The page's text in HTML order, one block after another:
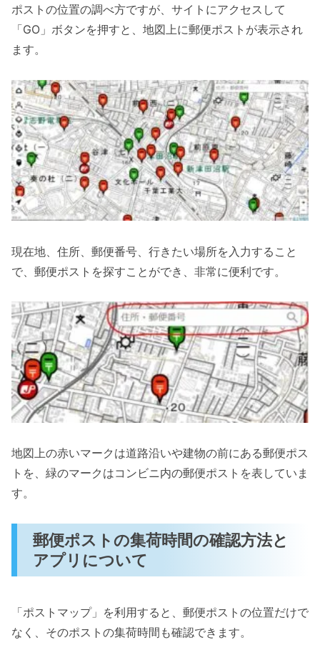
ポストの位置の調べ方ですが、サイトにアクセスして
「GO」ボタンを押すと、地図上に郵便ポストが表示され
ます。
現在地、住所、郵便番号、行きたい場所を入力すること
で、郵便ポストを探すことができ、非常に便利です。
地図上の赤いマークは道路沿いや建物の前にある郵便ポス
トを、緑のマークはコンビニ内の郵便ポストを表していま
す。
郵便ポストの集荷時間の確認方法と
アプリについて
「ポストマップ」を利用すると、郵便ポストの位置だけで
なく、そのポストの集荷時間も確認できます。